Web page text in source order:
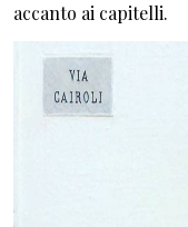
accanto ai capitelli.